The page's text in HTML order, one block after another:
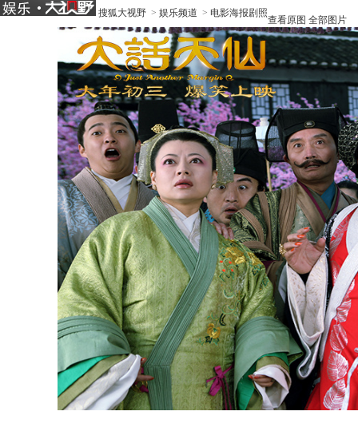
搜狐大视野 > 娱乐频道 > 电影海报剧照
查看原图 全部图片